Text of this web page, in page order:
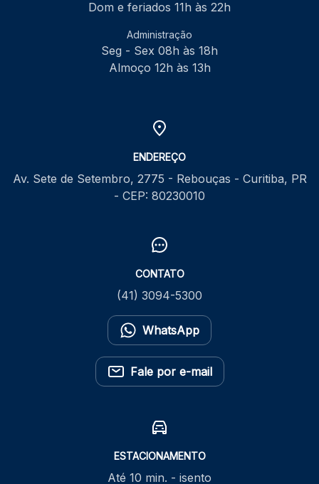
Dom e feriados 11h às 22h
Administração
Seg - Sex 08h às 18h
Almoço 12h às 13h
ENDEREÇO
Av. Sete de Setembro, 2775 - Rebouças - Curitiba, PR
- CEP: 80230010
CONTATO
(41) 3094-5300
WhatsApp
Fale por e-mail
ESTACIONAMENTO
Até 10 min. - isento